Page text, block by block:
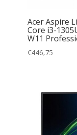
Acer Aspire
Core i3-
W11
€446,75